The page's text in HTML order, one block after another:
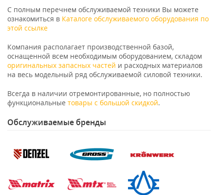
С полным перечнем обслуживаемой техники Вы можете
ознакомиться в Каталоге обслуживаемого оборудования по
этой ссылке
Компания располагает производственной базой,
оснащенной всем необходимым оборудованием, складом
оригинальных запасных частей и расходных материалов
на весь модельный ряд обслуживаемой силовой техники.
Всегда в наличии отремонтированные, но полностью
функциональные товары с большой скидкой.
Обслуживаемые бренды